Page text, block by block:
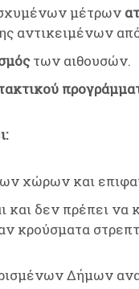
μέτρων
αντικειμένων
των αιθουσών.
χώρων και
και δεν πρέπει να
κρούσματα
Δήμων